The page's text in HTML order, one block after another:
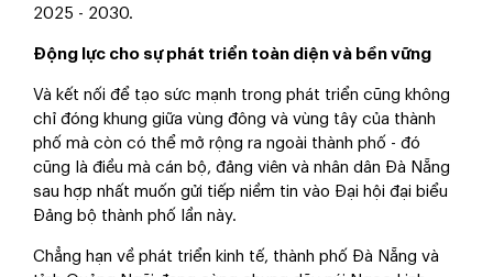
2025 - 2030.
Động lực cho sự phát triển toàn diện và bền vững
Và kết nối để tạo sức mạnh trong phát triển cũng không
chỉ đóng khung giữa vùng đông và vùng tây của thành
phố mà còn có thể mở rộng ra ngoài thành phố - đó
cũng là điều mà cán bộ, đảng viên và nhân dân Đà Nẵng
sau hợp nhất muốn gửi tiếp niềm tin vào Đại hội đại biểu
Đảng bộ thành phố lần này.
Chẳng hạn về phát triển kinh tế, thành phố Đà Nẵng và